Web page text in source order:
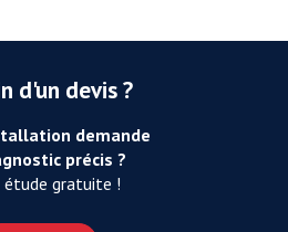
d'un devis ?
demande
précis ?
étude gratuite !